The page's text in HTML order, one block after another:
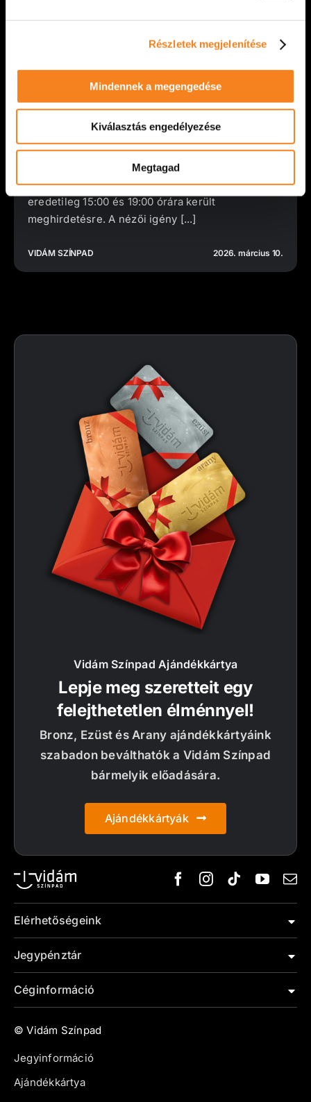
Részletek megjelenítése
Mindennek a megengedése
Kiválasztás engedélyezése
Megtagad
Műsorváltozás
Tisztelt Nézőink! A 2026. március 15-ére
meghirdetett „Szeress, ha bírsz!” előadás
eredetileg 15:00 és 19:00 órára került
meghirdetésre. A nézői igény [...]
VIDÁM SZÍNPAD 2026. március 10.
Elérhetőségeink
Jegypénztár
Céginformáció
© Vidám Színpad
Jegyinformáció
Ajándékkártya
Vidám Színpad Ajándékkártya
Lepje meg szeretteit egy
felejthetetlen élménnyel!
Bronz, Ezüst és Arany ajándékkártyáink
szabadon beválthatók a Vidám Színpad
bármelyik előadására.
Ajándékkártyák